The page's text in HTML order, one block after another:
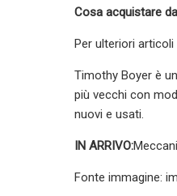
Cosa acquistare
Per ulteriori
Timothy Boyer è
più vecchi con
nuovi e usati.
IN ARRIVO:
Fonte immagine: